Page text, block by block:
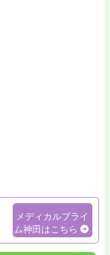
メディカルプライ
ム神田はこちら